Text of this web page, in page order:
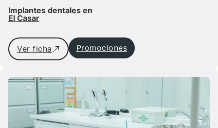
Implantes dentales en
El Casar
Ver ficha Promociones